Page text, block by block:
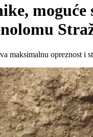
maksimalnu opreznost